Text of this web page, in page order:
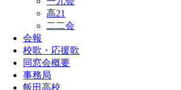
高21
二二会
会報
校歌・応援歌
同窓会概要
事務局
飯田高校